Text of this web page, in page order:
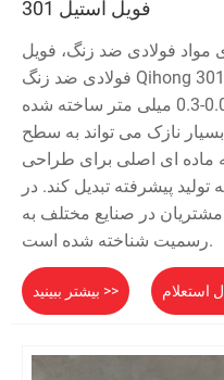
فویل استیل 301
مواد فولادی ضد زنگ، فویل
فولادی ضد زنگ Qihong 301 به دقت از طریق یک فرآیند نورد
سرد دقیق، با محدوده ضخامت 0.02-0.3 میلی متر ساخته شده
نازک می تواند به سطح
ماده ای اصلی برای طراحی
پیشرفته تبدیل کند. در
در صنایع مختلف به
رسمیت شناخته شده است.
بیشتر ببینید >>